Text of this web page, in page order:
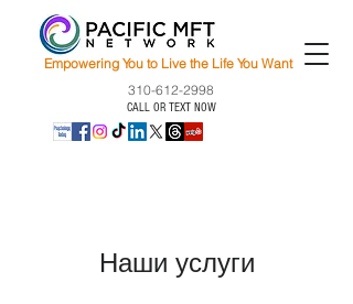
Empowering You to Live the Life You Want
310-612-2998
CALL OR TEXT NOW
Наши услуги